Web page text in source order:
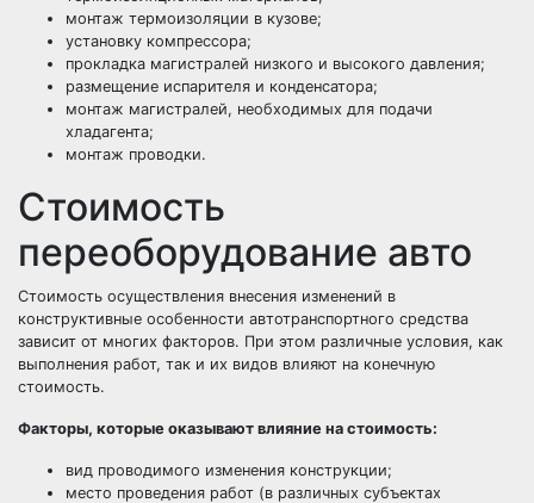
монтаж термоизоляции в кузове;
установку компрессора;
прокладка магистралей низкого и высокого давления;
размещение испарителя и конденсатора;
монтаж магистралей, необходимых для подачи
хладагента;
монтаж проводки.
Стоимость
переоборудование авто
Стоимость осуществления внесения изменений в
конструктивные особенности автотранспортного средства
зависит от многих факторов. При этом различные условия, как
выполнения работ, так и их видов влияют на конечную
стоимость.
Факторы, которые оказывают влияние на стоимость:
вид проводимого изменения конструкции;
место проведения работ (в различных субъектах